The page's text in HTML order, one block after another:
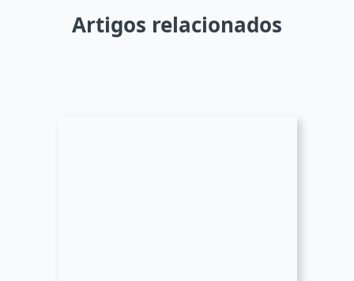
Artigos relacionados